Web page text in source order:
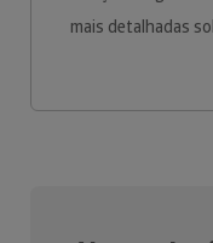
mais detalhadas